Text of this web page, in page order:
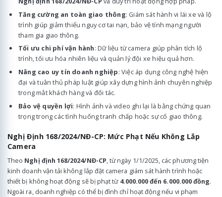
Tăng cường an toàn giao thông: Giám sát hành vi lái xe và lộ
trình giúp giảm thiểu nguy cơ tai nạn, bảo vệ tính mạng người
tham gia giao thông.
Tối ưu chi phí vận hành: Dữ liệu từ camera giúp phân tích lộ
trình, tối ưu hóa nhiên liệu và quản lý đội xe hiệu quả hơn.
Nâng cao uy tín doanh nghiệp: Việc áp dụng công nghệ hiện
đại và tuân thủ pháp luật giúp xây dựng hình ảnh chuyên nghiệp
trong mắt khách hàng và đối tác.
Bảo vệ quyền lợi: Hình ảnh và video ghi lại là bằng chứng quan
trọng trong các tình huống tranh chấp hoặc sự cố giao thông.
Nghị Định 168/2024/NĐ-CP: Mức Phạt Nếu Không Lắp
Camera
Theo Nghị định 168/2024/NĐ-CP, từ ngày 1/1/2025, các phương tiện
kinh doanh vận tải không lắp đặt camera giám sát hành trình hoặc
thiết bị không hoạt động sẽ bị phạt từ 4.000.000 đến 6.000.000 đồng.
Ngoài ra, doanh nghiệp có thể bị đình chỉ hoạt động nếu vi phạm